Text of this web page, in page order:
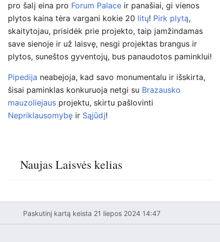
pro šalį eina pro Forum Palace ir panašiai, gi vienos
plytos kaina tėra vargani kokie 20 litų! Pirk plytą,
skaitytojau, prisidėk prie projekto, taip įamžindamas
save sienoje ir už laisvę, nesgi projektas brangus ir
plytos, suneštos gyventojų, bus panaudotos paminklui!
Pipedija neabejoja, kad savo monumentalu ir išskirta,
šisai paminklas konkuruoja netgi su Brazausko
mauzoliejaus projektu, skirtu pašlovinti
Nepriklausomybę ir Sąjūdį!
Naujas Laisvės kelias
Paskutinį kartą keista 21 liepos 2024 14:47